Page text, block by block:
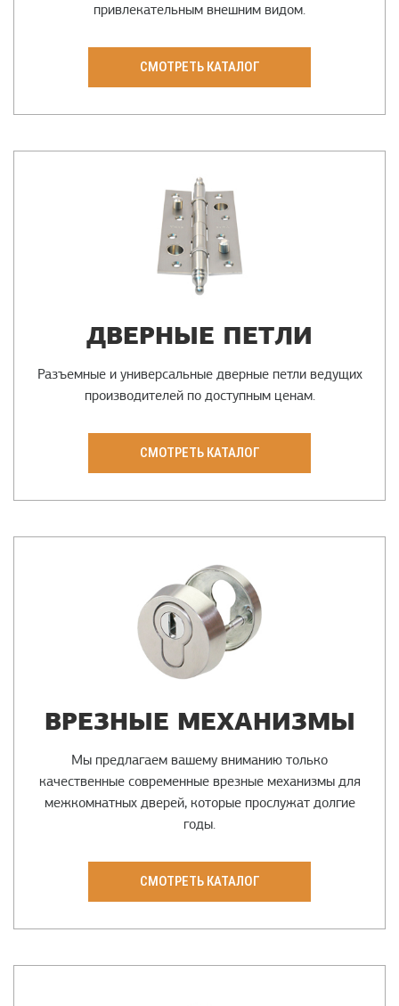
привлекательным внешним видом.
СМОТРЕТЬ КАТАЛОГ
ДВЕРНЫЕ ПЕТЛИ
Разъемные и универсальные дверные петли ведущих
производителей по доступным ценам.
СМОТРЕТЬ КАТАЛОГ
ВРЕЗНЫЕ МЕХАНИЗМЫ
Мы предлагаем вашему вниманию только
качественные современные врезные механизмы для
межкомнатных дверей, которые прослужат долгие
годы.
СМОТРЕТЬ КАТАЛОГ